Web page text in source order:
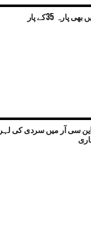
پارہ 35کے پار
سی آر میں سردی کی لہر